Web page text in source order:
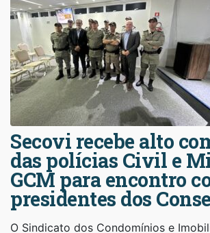
Secovi recebe alto
das polícias Civil e
GCM para encontro
presidentes dos
O Sindicato dos Condomínios e